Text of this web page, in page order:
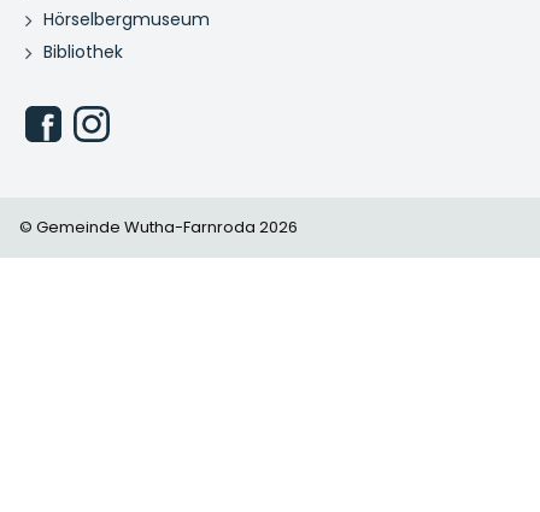
Hörselbergmuseum
Bibliothek
© Gemeinde Wutha-Farnroda 2026